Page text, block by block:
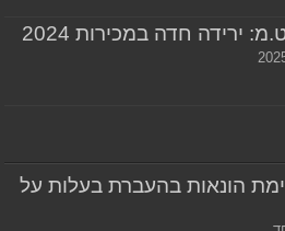
ירידה חדה במכירות 2024
הונאות בהעברת בעלות על